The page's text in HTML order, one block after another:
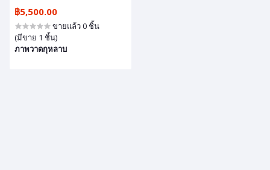
฿5,500.00
ขายแล้ว 0 ชิ้น
(มีขาย 1 ชิ้น)
ภาพวาดกุหลาบ